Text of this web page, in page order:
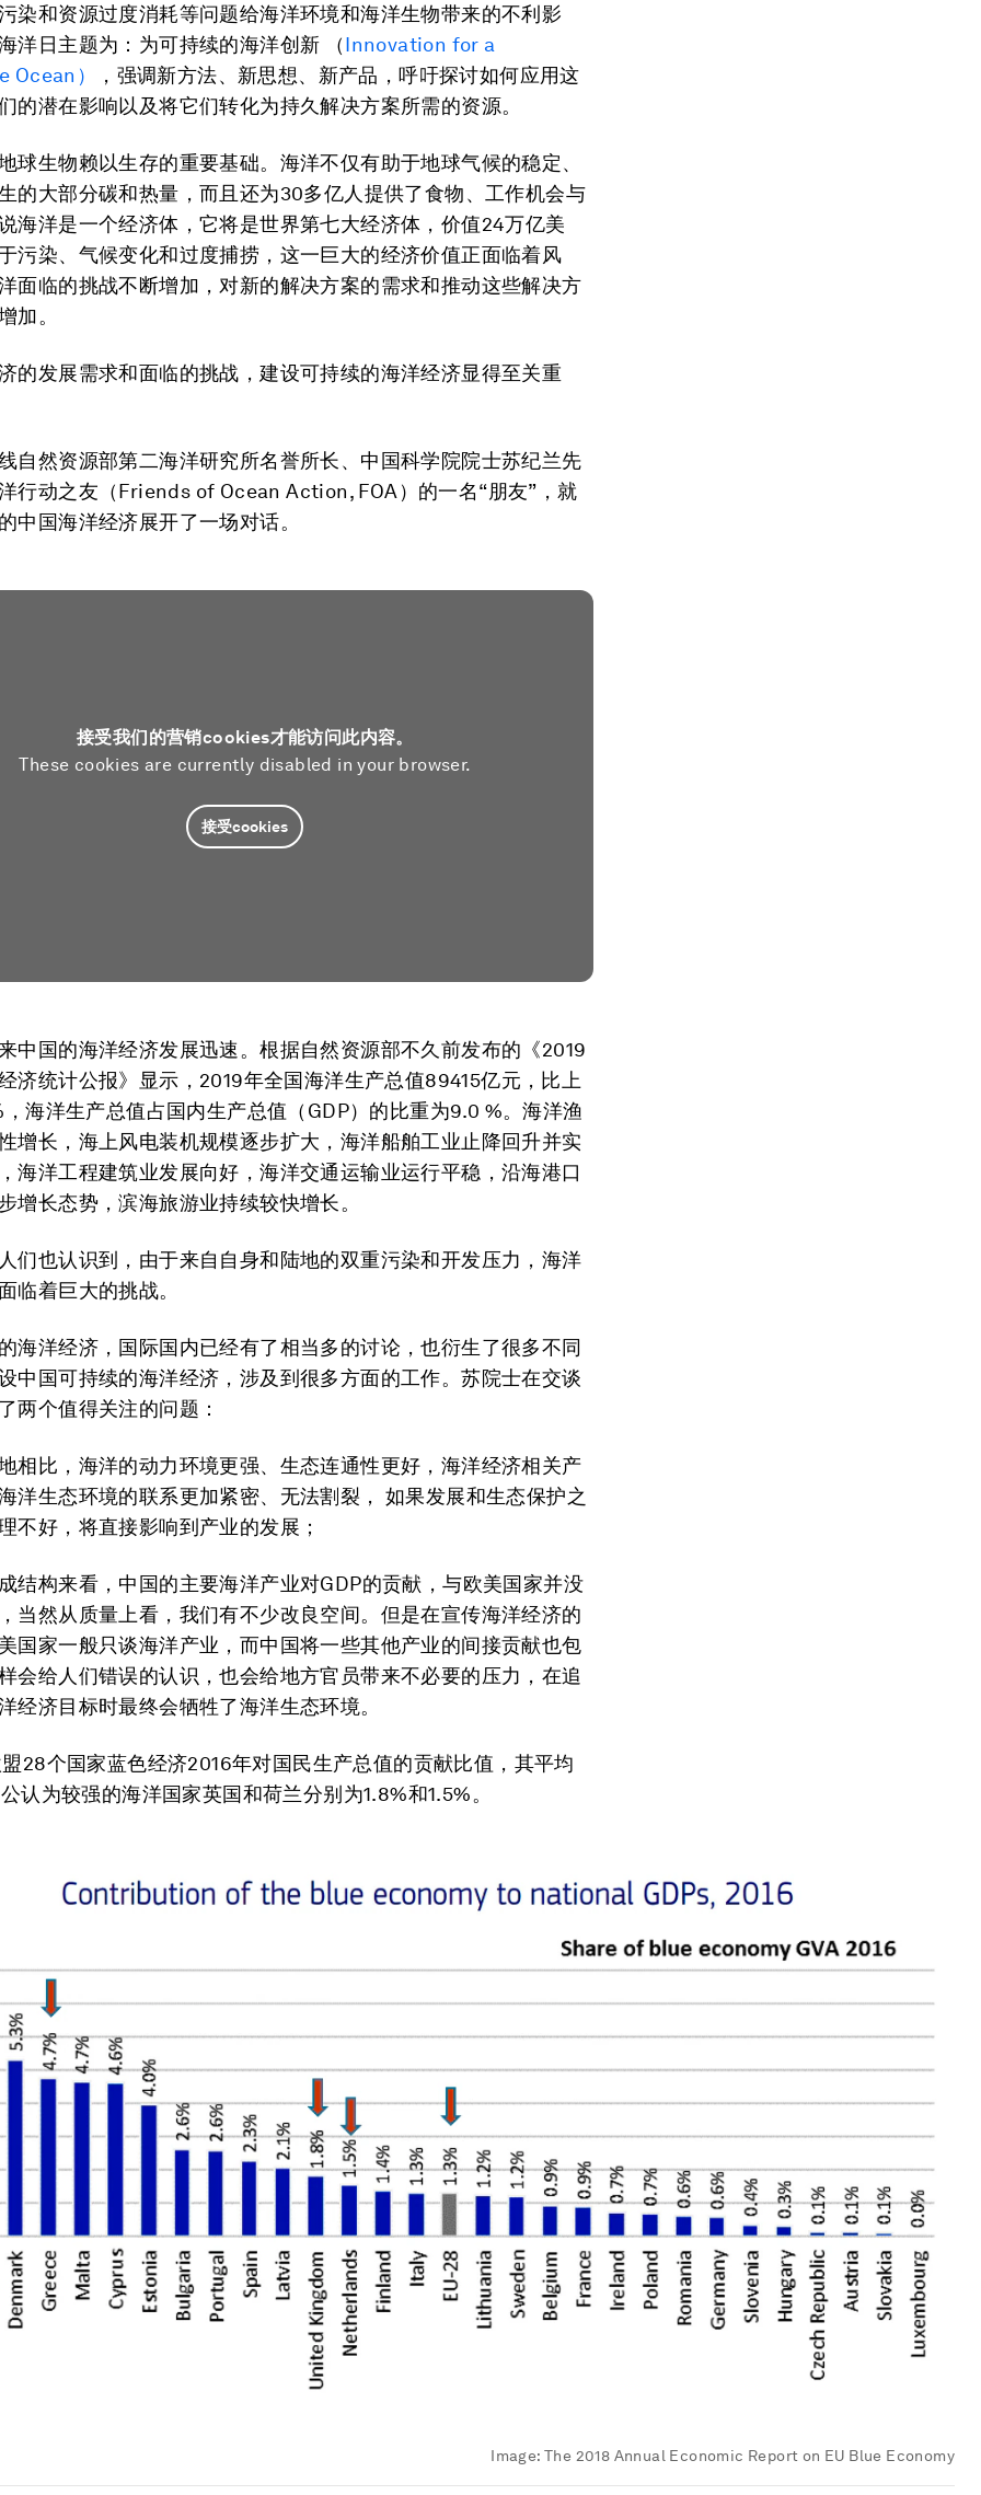
染和资源过度消耗等问题给海洋环境和海洋生物带来的不利影
洋日主题为：为可持续的海洋创新 （Innovation for a
Ocean）
，强调新方法、新思想、新产品，呼吁探讨如何应用这
的潜在影响以及将它们转化为持久解决方案所需的资源。
球生物赖以生存的重要基础。海洋不仅有助于地球气候的稳定、
的大部分碳和热量，而且还为30多亿人提供了食物、工作机会与
海洋是一个经济体，它将是世界第七大经济体，价值24万亿美
污染、气候变化和过度捕捞，这一巨大的经济价值正面临着风
面临的挑战不断增加，对新的解决方案的需求和推动这些解决方
加。
的发展需求和面临的挑战，建设可持续的海洋经济显得至关重
自然资源部第二海洋研究所名誉所长、中国科学院院士苏纪兰先
行动之友（Friends of Ocean Action, FOA）的一名“朋友”，就
中国海洋经济展开了一场对话。
接受我们的营销cookies才能访问此内容。
These cookies are currently disabled in your browser.
接受cookies
中国的海洋经济发展迅速。根据自然资源部不久前发布的《2019
济统计公报》显示，2019年全国海洋生产总值89415亿元，比上
海洋生产总值占国内生产总值（GDP）的比重为9.0 %。海洋渔
增长，海上风电装机规模逐步扩大，海洋船舶工业止降回升并实
海洋工程建筑业发展向好，海洋交通运输业运行平稳，沿海港口
增长态势，滨海旅游业持续较快增长。
们也认识到，由于来自自身和陆地的双重污染和开发压力，海洋
临着巨大的挑战。
海洋经济，国际国内已经有了相当多的讨论，也衍生了很多不同
中国可持续的海洋经济，涉及到很多方面的工作。苏院士在交谈
两个值得关注的问题：
相比，海洋的动力环境更强、生态连通性更好，海洋经济相关产
洋生态环境的联系更加紧密、无法割裂， 如果发展和生态保护之
不好，将直接影响到产业的发展；
结构来看，中国的主要海洋产业对GDP的贡献，与欧美国家并没
当然从质量上看，我们有不少改良空间。但是在宣传海洋经济的
国家一般只谈海洋产业，而中国将一些其他产业的间接贡献也包
会给人们错误的认识，也会给地方官员带来不必要的压力，在追
经济目标时最终会牺牲了海洋生态环境。
28个国家蓝色经济2016年对国民生产总值的贡献比值，其平均
认为较强的海洋国家英国和荷兰分别为1.8%和1.5%。
Image: The 2018 Annual Economic Report on EU Blue Economy